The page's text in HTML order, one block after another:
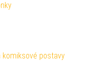
komiksové postavy